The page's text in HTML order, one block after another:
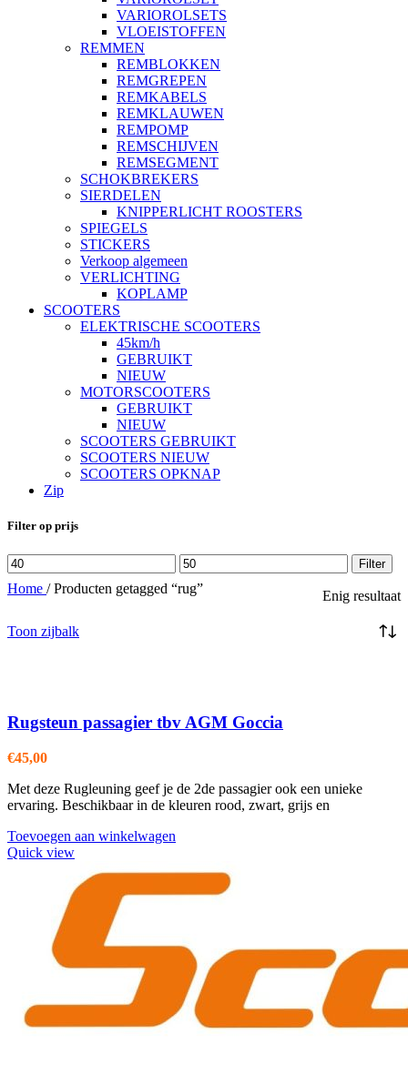
VARIOROLSETS
VLOEISTOFFEN
REMMEN
REMBLOKKEN
REMGREPEN
REMKABELS
REMKLAUWEN
REMPOMP
REMSCHIJVEN
REMSEGMENT
SCHOKBREKERS
SIERDELEN
KNIPPERLICHT ROOSTERS
SPIEGELS
STICKERS
Verkoop algemeen
VERLICHTING
KOPLAMP
SCOOTERS
ELEKTRISCHE SCOOTERS
45km/h
GEBRUIKT
NIEUW
MOTORSCOOTERS
GEBRUIKT
NIEUW
SCOOTERS GEBRUIKT
SCOOTERS NIEUW
SCOOTERS OPKNAP
Zip
Filter op prijs
Min.
prijs
Max.
prijs
Filter
Home / Producten getagged “rug” Enig resultaat
Toon zijbalk
Rugsteun passagier tbv AGM Goccia
€45,00
Met deze Rugleuning geef je de 2de passagier ook een unieke
ervaring. Beschikbaar in de kleuren rood, zwart, grijs en
Toevoegen aan winkelwagen
Quick view